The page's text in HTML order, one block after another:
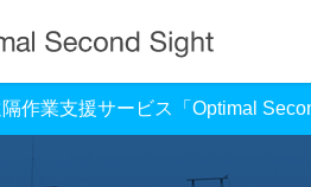
作業支援サービス「Optimal